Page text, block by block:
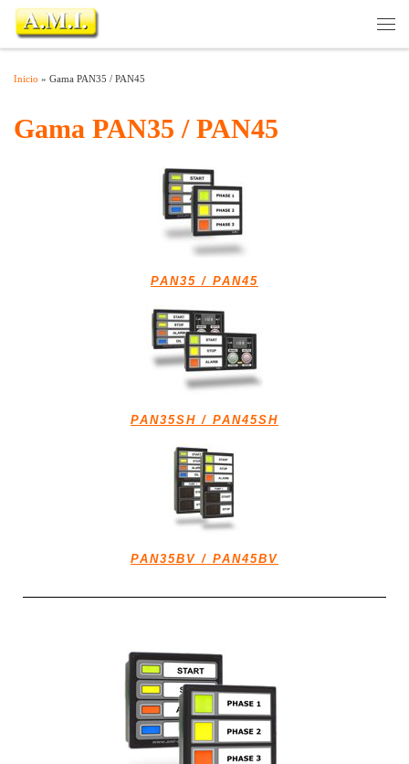
Saltar al contenido
Inicio » Gama PAN35 / PAN45
Gama PAN35 / PAN45
PAN35 / PAN45
PAN35SH / PAN45SH
PAN35BV / PAN45BV